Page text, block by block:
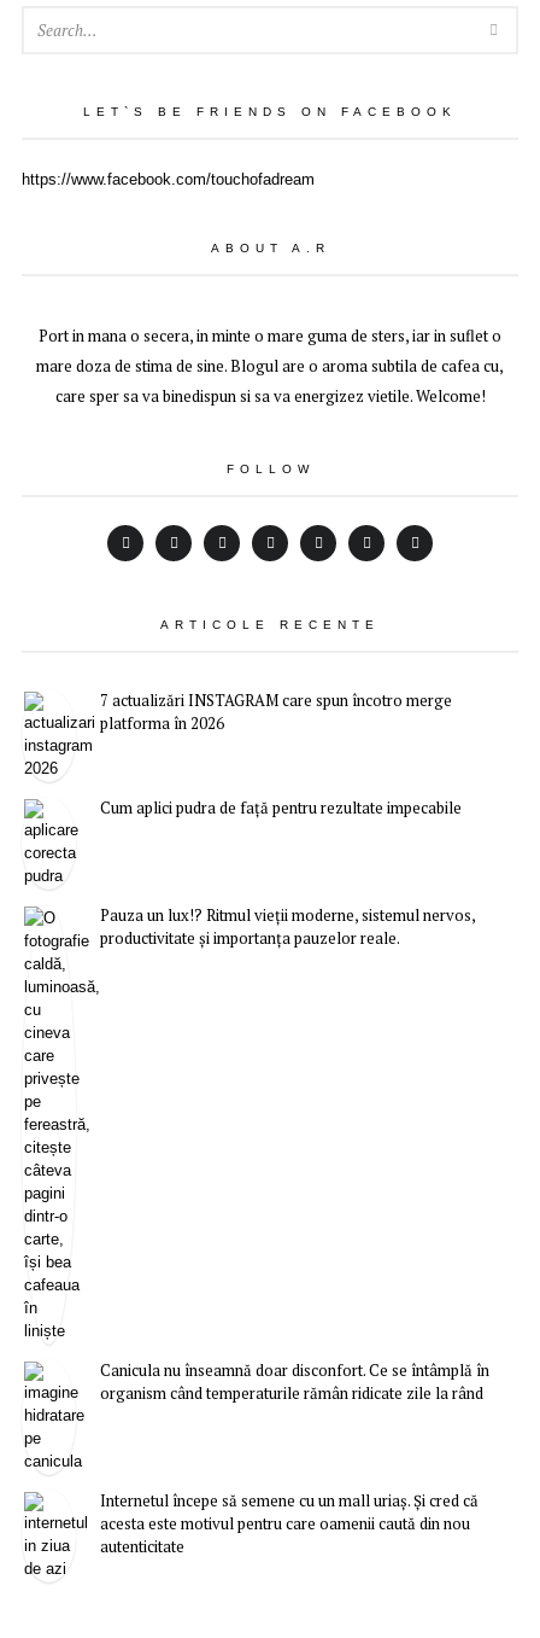
LET`S BE FRIENDS ON FACEBOOK
https://www.facebook.com/touchofadream
ABOUT A.R
Port in mana o secera, in minte o mare guma de sters, iar in suflet o
mare doza de stima de sine. Blogul are o aroma subtila de cafea cu,
care sper sa va binedispun si sa va energizez vietile. Welcome!
FOLLOW
ARTICOLE RECENTE
7 actualizări INSTAGRAM care spun încotro merge
platforma în 2026
Cum aplici pudra de față pentru rezultate impecabile
Pauza un lux!? Ritmul vieții moderne, sistemul nervos,
productivitate și importanța pauzelor reale.
Canicula nu înseamnă doar disconfort. Ce se întâmplă în
organism când temperaturile rămân ridicate zile la rând
Internetul începe să semene cu un mall uriaș. Și cred că
acesta este motivul pentru care oamenii caută din nou
autenticitate